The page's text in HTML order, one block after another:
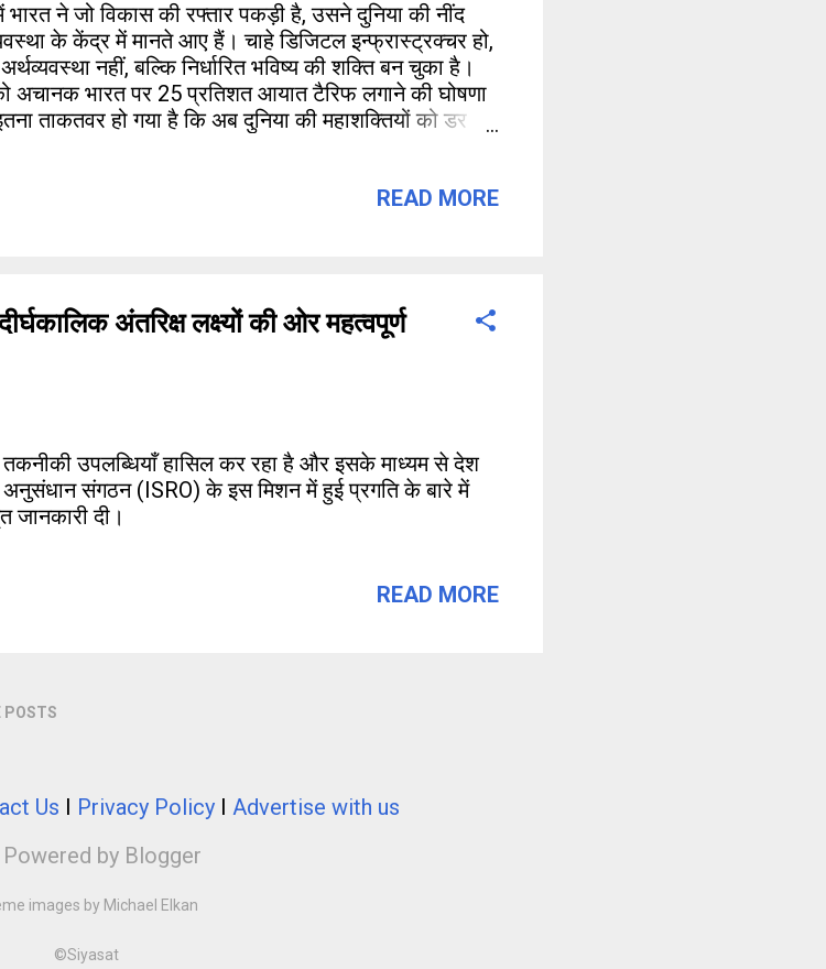
भारत ने जो विकास की रफ्तार पकड़ी है, उसने दुनिया की नींद
के केंद्र में मानते आए हैं। चाहे डिजिटल इन्फ्रास्ट्रक्चर हो,
नहीं, बल्कि निर्धारित भविष्य की शक्ति बन चुका है।
अचानक भारत पर 25 प्रतिशत आयात टैरिफ लगाने की घोषणा
ताकतवर हो गया है कि अब दुनिया की महाशक्तियों को डर
READ MORE
अंतरिक्ष लक्ष्यों की ओर महत्वपूर्ण
तकनीकी उपलब्धियाँ हासिल कर रहा है और इसके माध्यम से देश
अनुसंधान संगठन (ISRO) के इस मिशन में हुई प्रगति के बारे में
जानकारी दी।
READ MORE
POSTS
Us I Privacy PolicyI Advertise with us
Powered by Blogger
images by Michael Elkan
©Siyasat